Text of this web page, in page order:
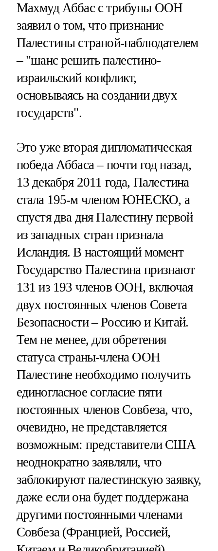
Махмуд Аббас с трибуны ООН
заявил о том, что признание
Палестины страной-наблюдателем
– "шанс решить палестино-
израильский конфликт,
основываясь на создании двух
государств".
Это уже вторая дипломатическая
победа Аббаса – почти год назад,
13 декабря 2011 года, Палестина
стала 195-м членом ЮНЕСКО, а
спустя два дня Палестину первой
из западных стран признала
Исландия. В настоящий момент
Государство Палестина признают
131 из 193 членов ООН, включая
двух постоянных членов Совета
Безопасности – Россию и Китай.
Тем не менее, для обретения
статуса страны-члена ООН
Палестине необходимо получить
единогласное согласие пяти
постоянных членов Совбеза, что,
очевидно, не представляется
возможным: представители США
неоднократно заявляли, что
заблокируют палестинскую заявку,
даже если она будет поддержана
другими постоянными членами
Совбеза (Францией, Россией,